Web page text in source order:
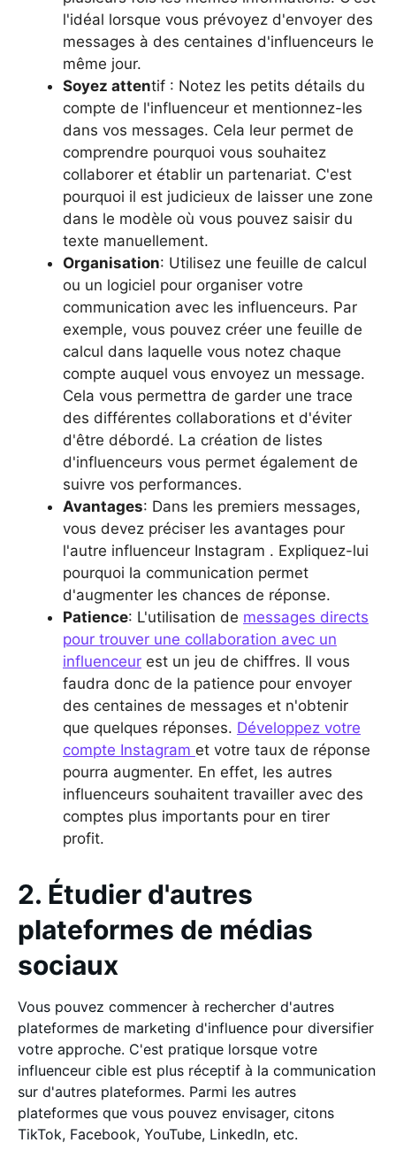
l'idéal lorsque vous prévoyez d'envoyer des
messages à des centaines d'influenceurs le
même jour.
Soyez attentif : Notez les petits détails du
compte de l'influenceur et mentionnez-les
dans vos messages. Cela leur permet de
comprendre pourquoi vous souhaitez
collaborer et établir un partenariat. C'est
pourquoi il est judicieux de laisser une zone
dans le modèle où vous pouvez saisir du
texte manuellement.
Organisation: Utilisez une feuille de calcul
ou un logiciel pour organiser votre
communication avec les influenceurs. Par
exemple, vous pouvez créer une feuille de
calcul dans laquelle vous notez chaque
compte auquel vous envoyez un message.
Cela vous permettra de garder une trace
des différentes collaborations et d'éviter
d'être débordé. La création de listes
d'influenceurs vous permet également de
suivre vos performances.
Avantages: Dans les premiers messages,
vous devez préciser les avantages pour
l'autre influenceur Instagram . Expliquez-lui
pourquoi la communication permet
d'augmenter les chances de réponse.
Patience: L'utilisation de messages directs
pour trouver une collaboration avec un
influenceur est un jeu de chiffres. Il vous
faudra donc de la patience pour envoyer
des centaines de messages et n'obtenir
que quelques réponses. Développez votre
compte Instagram et votre taux de réponse
pourra augmenter. En effet, les autres
influenceurs souhaitent travailler avec des
comptes plus importants pour en tirer
profit.
2. Étudier d'autres
plateformes de médias
sociaux
Vous pouvez commencer à rechercher d'autres
plateformes de marketing d'influence pour diversifier
votre approche. C'est pratique lorsque votre
influenceur cible est plus réceptif à la communication
sur d'autres plateformes. Parmi les autres
plateformes que vous pouvez envisager, citons
TikTok, Facebook, YouTube, LinkedIn, etc.